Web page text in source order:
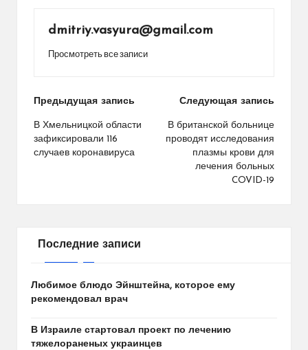
dmitriy.vasyura@gmail.com
Просмотреть все записи
Навигация
по
записям
Предыдущая запись
В Хмельницкой области
зафиксировали 116
случаев коронавируса
Следующая запись
В британской больнице
проводят исследования
плазмы крови для
лечения больных
COVID-19
Последние записи
Любимое блюдо Эйнштейна, которое ему
рекомендовал врач
В Израиле стартовал проект по лечению
тяжелораненых украинцев